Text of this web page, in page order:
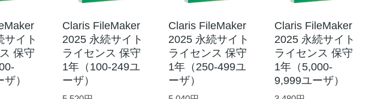
サイト
保守
）
Claris FileMaker
2025 永続サイト
ライセンス 保守
1年（100-249ユ
ーザ）
Claris FileMaker
2025 永続サイト
ライセンス 保守
1年（250-499ユ
ーザ）
Claris FileMaker
2025 永続サイト
ライセンス 保守
1年（5,000-
9,999ユーザ）